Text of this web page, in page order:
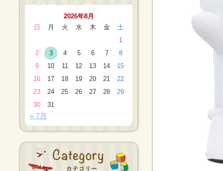
2026年8月
日
月 火 水 木 金
土
1
2
3 4 5 6 7
8
9
10 11 12 13 14
15
16
17 18 19 20 21
22
23
24 25 26 27 28
29
30
31
« 7月